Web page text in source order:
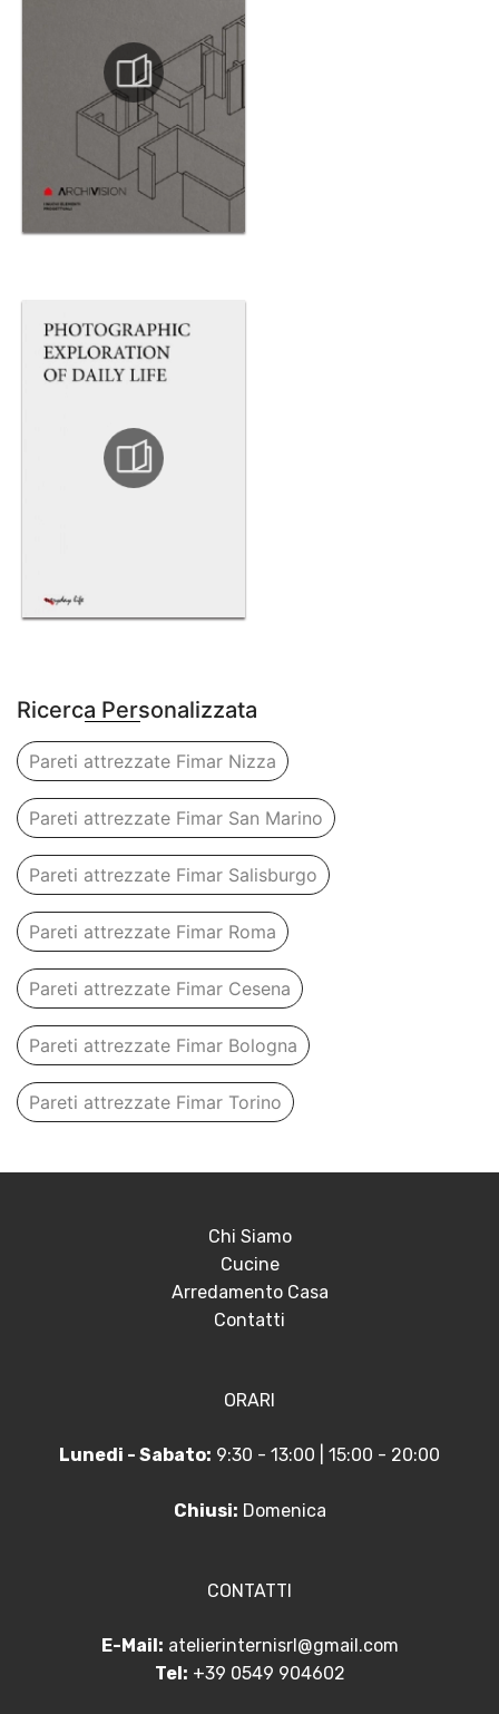
Ricerca Personalizzata
Pareti attrezzate Fimar Nizza
Pareti attrezzate Fimar San Marino
Pareti attrezzate Fimar Salisburgo
Pareti attrezzate Fimar Roma
Pareti attrezzate Fimar Cesena
Pareti attrezzate Fimar Bologna
Pareti attrezzate Fimar Torino
Chi Siamo
Cucine
Arredamento Casa
Contatti
ORARI
Lunedi - Sabato: 9:30 - 13:00 | 15:00 - 20:00
Chiusi: Domenica
CONTATTI
E-Mail: atelierinternisrl@gmail.com
Tel: +39 0549 904602